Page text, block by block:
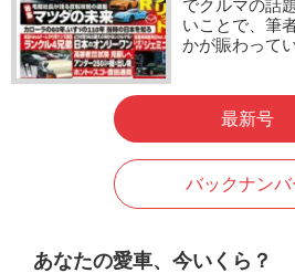
でクルマの話
いことで、筆
かが賑わって
最新号
バックナンバ
あなたの愛車、今いくら？